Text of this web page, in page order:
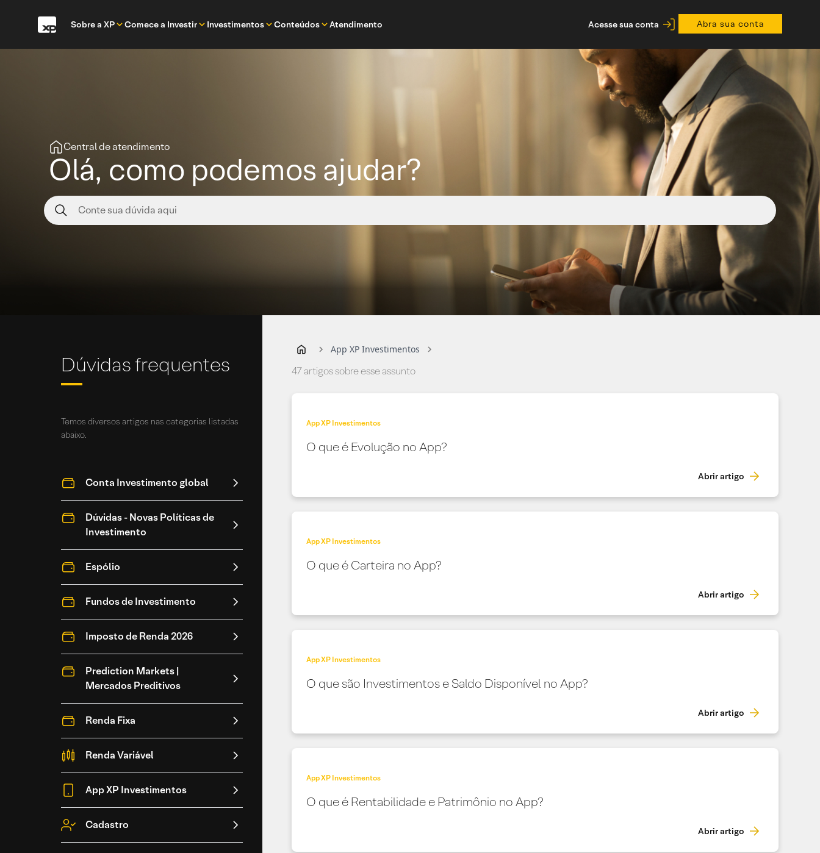
Sobre a XP Comece a Investir Investimentos Conteúdos Atendimento Acesse sua conta Abra sua conta
Central de atendimento
Olá, como podemos ajudar?
Dúvidas frequentes
Temos diversos artigos nas categorias listadas
abaixo.
App XP Investimentos
47 artigos sobre esse assunto
App XP Investimentos
O que é Evolução no App?
Abrir artigo
App XP Investimentos
O que é Carteira no App?
Abrir artigo
App XP Investimentos
O que são Investimentos e Saldo Disponível no App?
Abrir artigo
App XP Investimentos
O que é Rentabilidade e Patrimônio no App?
Abrir artigo